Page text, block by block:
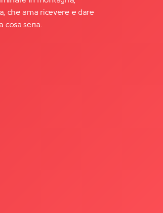
che ama ricevere e dare
cosa seria.